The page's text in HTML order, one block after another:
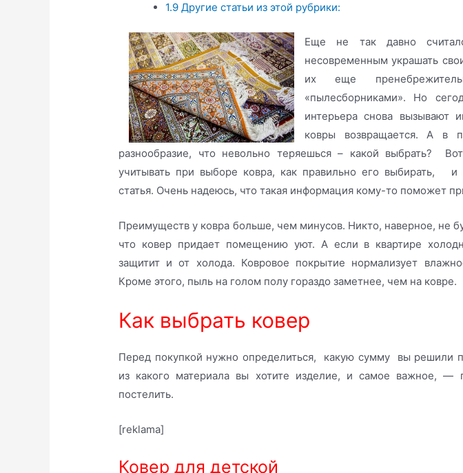
1.9Другие статьи из этой рубрики:
Еще не так давно
несовременным украшать
их еще
«пылесборниками». Но
интерьера снова вызывают
ковры возвращается. А в
разнообразие, что невольно теряешься – какой выбрать?
учитывать при выборе ковра, как правильно его выбирать, и
статья. Очень надеюсь, что такая информация кому-то поможет
Преимуществ у ковра больше, чем минусов. Никто, наверное, не
что ковер придает помещению уют. А если в квартире
защитит и от холода. Ковровое покрытие нормализует
Кроме этого, пыль на голом полу гораздо заметнее, чем на ковре.
Как выбрать ковер
Перед покупкой нужно определиться, какую сумму вы решили
из какого материала вы хотите изделие, и самое важное, —
постелить.
[reklama]
Ковер для детской